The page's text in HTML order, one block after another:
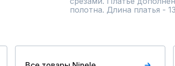
полотна. Длина платья -